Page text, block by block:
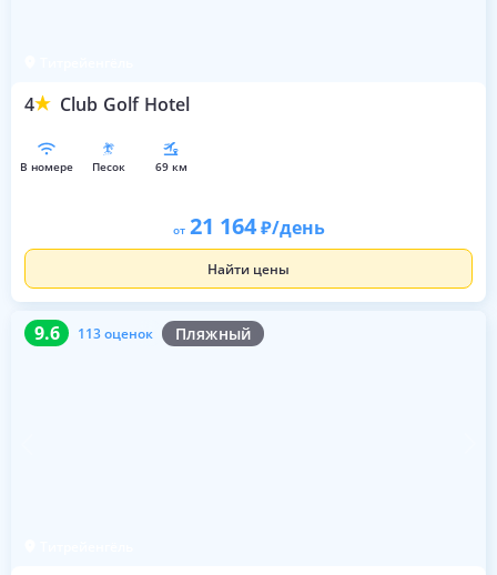
4 Club Golf Hotel
в номере песок 69 км
от 21 164 /день
Найти цены
9.6 113 оценок Пляжный
9.6 113 оценок